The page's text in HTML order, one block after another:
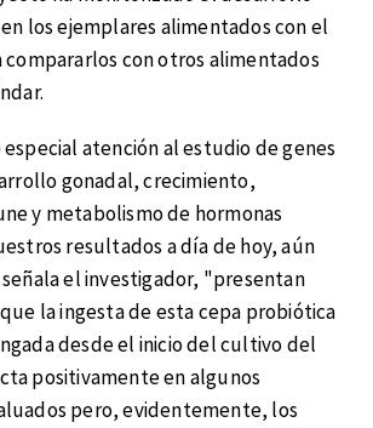
los ejemplares alimentados con el
con otros alimentados
atención al estudio de genes
gonadal, crecimiento,
y metabolismo de hormonas
resultados a día de hoy, aún
el investigador, "presentan
la ingesta de esta cepa probiótica
desde el inicio del cultivo del
positivamente en algunos
pero, evidentemente, los